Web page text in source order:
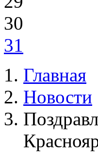
30
31
Главная
Новости